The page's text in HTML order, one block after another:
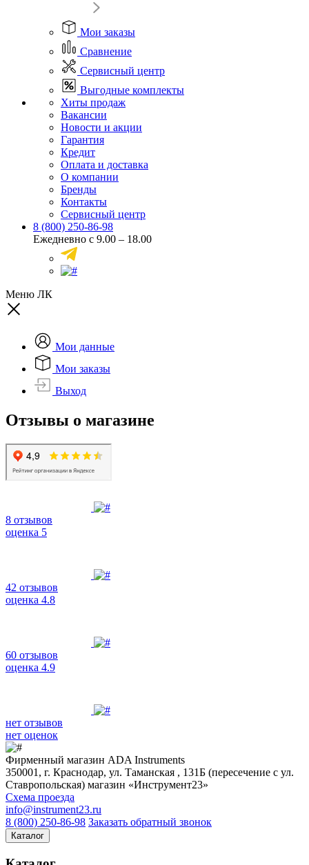
Мои заказы
Сравнение
Сервисный центр
Выгодные комплекты
Хиты продаж
Вакансии
Новости и акции
Гарантия
Кредит
Оплата и доставка
О компании
Бренды
Контакты
Сервисный центр
8 (800) 250-86-98
Ежедневно с 9.00 – 18.00
Меню ЛК
Мои данные
Мои заказы
Выход
Отзывы о магазине
8 отзывов
оценка 5
42 отзывов
оценка 4.8
60 отзывов
оценка 4.9
нет отзывов
нет оценок
Фирменный магазин ADA Instruments
350001, г. Краснодар, ул. Таманская , 131Б (пересечение с ул.
Ставропольская) магазин «Инструмент23»
Схема проезда
info@instrument23.ru
8 (800) 250-86-98 Заказать обратный звонок
Каталог